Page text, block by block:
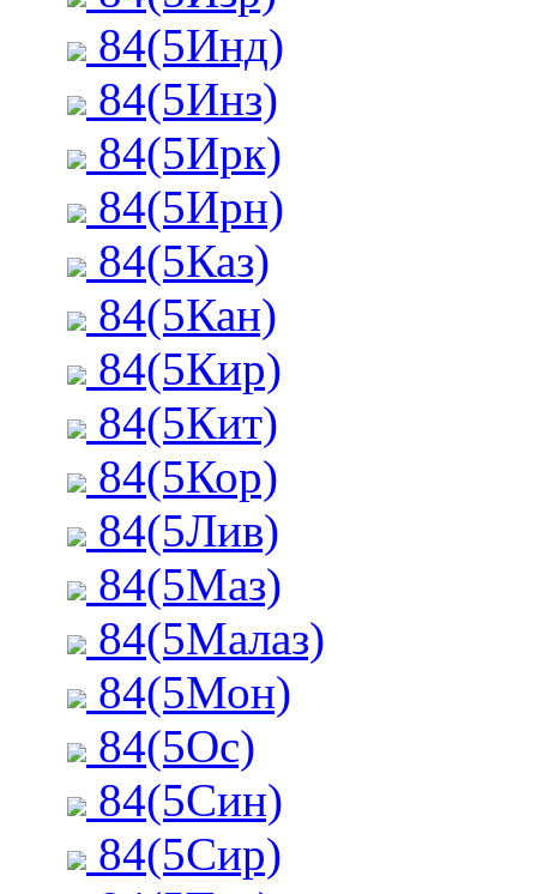
84(5Инд)
84(5Инз)
84(5Ирк)
84(5Ирн)
84(5Каз)
84(5Кан)
84(5Кир)
84(5Кит)
84(5Кор)
84(5Лив)
84(5Маз)
84(5Малаз)
84(5Мон)
84(5Ос)
84(5Син)
84(5Сир)